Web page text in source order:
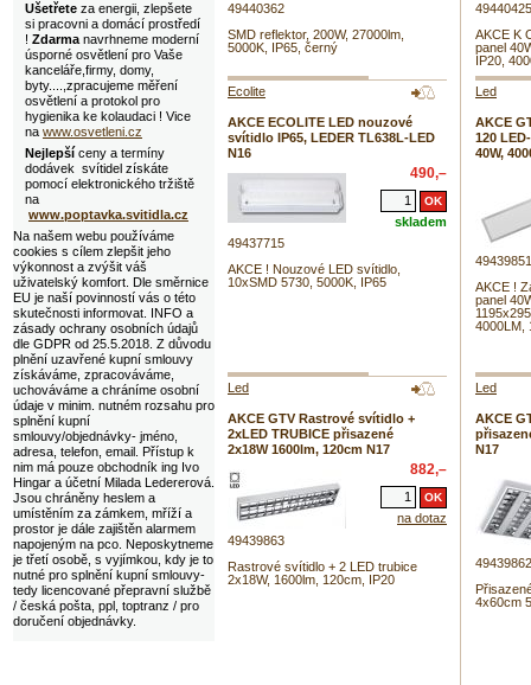
49440362
SMD reflektor, 200W, 27000lm,
5000K, IP65, černý
49440425
AKCE K
panel
IP20,
Ecolite
AKCE ECOLITE LED nouzové
svítidlo IP65, LEDER TL638L-LED
N16
490,–
skladem
49437715
AKCE ! Nouzové LED svítidlo,
10xSMD 5730, 5000K, IP65
Led
AKCE
120
40W,
49439851
AKCE !
panel
4000LM,
Led
AKCE GTV Rastrové svítidlo +
2xLED TRUBICE přisazené
2x18W 1600lm, 120cm N17
882,–
na dotaz
49439863
Rastrové svítidlo + 2 LED trubice
2x18W, 1600lm, 120cm, IP20
Led
AKCE
N17
49439862
4x60cm
Ušetřete za energii, zlepšete
si pracovni a domácí prostředí
! Zdarma navrhneme moderní
úsporné osvětlení pro Vaše
kanceláře,firmy, domy,
byty....,zpracujeme měření
osvětlení a protokol pro
hygienika ke kolaudaci ! Vice
na www.osvetleni.cz
Nejlepší ceny a termíny
dodávek svítidel získáte
pomocí elektronického tržiště
na
www.poptavka.svitidla.cz
Na našem webu používáme
cookies s cílem zlepšit jeho
výkonnost a zvýšit váš
uživatelský komfort. Dle směrnice
EU je naší povinností vás o této
skutečnosti informovat. INFO a
zásady ochrany osobních údajů
dle GDPR od 25.5.2018. Z důvodu
plnění uzavřené kupní smlouvy
získáváme, zpracováváme,
uchováváme a chráníme osobní
údaje v minim. nutném rozsahu pro
splnění kupní
smlouvy/objednávky- jméno,
adresa, telefon, email. Přístup k
nim má pouze obchodník ing Ivo
Hingar a účetní Milada Ledererová.
Jsou chráněny heslem a
umístěním za zámkem, mříží a
prostor je dále zajištěn alarmem
napojeným na pco. Neposkytneme
je třetí osobě, s vyjímkou, kdy je to
nutné pro splnění kupní smlouvy-
tedy licencované přepravní službě
/ česká pošta, ppl, toptranz / pro
doručení objednávky.